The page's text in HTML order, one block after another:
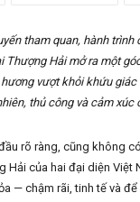
tham quan, hành
Thượng Hải mở ra một
vượt khỏi khứu giác
thủ công và cảm xúc
rõ ràng, cũng không
Hải của hai đại diện Việt
— chậm rãi, tinh tế và